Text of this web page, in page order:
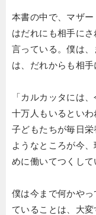
本書の中で、マザ
はだれにも相手に
言っている。僕は
は、だれからも相手
「カルカッタには
十万人もいるとい
子どもたちが毎日
ようなところが今
めに働いてつくして
僕は今まで何かや
ていることは、大